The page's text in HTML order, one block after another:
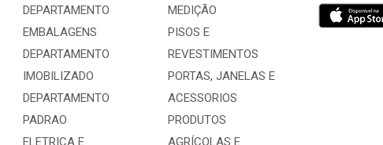
DEPARTAMENTO
EMBALAGENS
DEPARTAMENTO
IMOBILIZADO
DEPARTAMENTO
PADRAO
ELETRICA E
MEDIÇÃO
PISOS E
REVESTIMENTOS
PORTAS, JANELAS E
ACESSORIOS
PRODUTOS
AGRÍCOLAS E